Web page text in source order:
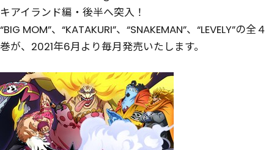
キアイランド編・後半へ突入！
“BIG MOM”、“KATAKURI”、“SNAKEMAN”、“LEVELY”の全４
巻が、2021年6月より毎月発売いたします。